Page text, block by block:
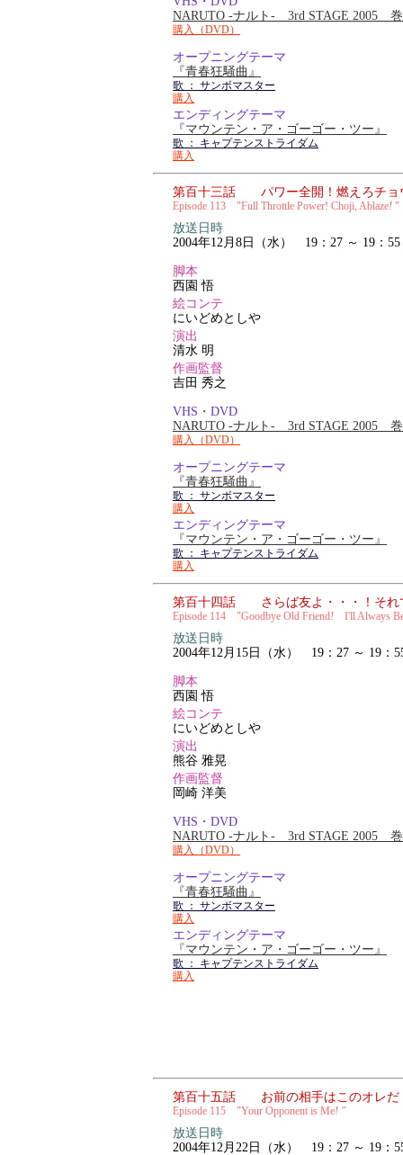
NARUTO -ナルト- 3rd STAGE 2005
購入（DVD）
オープニングテーマ
『青春狂騒曲』
歌 ： サンボマスター
購入
エンディングテーマ
『マウンテン・ア・ゴーゴー・ツー』
歌 ： キャプテンストライダム
購入
第百十三話 パワー全開！燃えろチョ
Episode 113 "Full Throttle Power! Choji, Ablaze! "
放送日時
2004年12月8日（水） 19：27 ～ 19：55
脚本
西園 悟
絵コンテ
にいどめとしや
演出
清水 明
作画監督
吉田 秀之
VHS・DVD
NARUTO -ナルト- 3rd STAGE 2005
購入（DVD）
オープニングテーマ
『青春狂騒曲』
歌 ： サンボマスター
購入
エンディングテーマ
『マウンテン・ア・ゴーゴー・ツー』
歌 ： キャプテンストライダム
購入
第百十四話 さらば友よ・・・！それ
Episode 114 "Goodbye Old Friend! I'll Always
放送日時
2004年12月15日（水） 19：27 ～ 19：
脚本
西園 悟
絵コンテ
にいどめとしや
演出
熊谷 雅晃
作画監督
岡崎 洋美
VHS・DVD
NARUTO -ナルト- 3rd STAGE 2005
購入（DVD）
オープニングテーマ
『青春狂騒曲』
歌 ： サンボマスター
購入
エンディングテーマ
『マウンテン・ア・ゴーゴー・ツー』
歌 ： キャプテンストライダム
購入
第百十五話 お前の相手はこのオレだ
Episode 115 "Your Opponent is Me! "
放送日時
2004年12月22日（水） 19：27 ～ 19：